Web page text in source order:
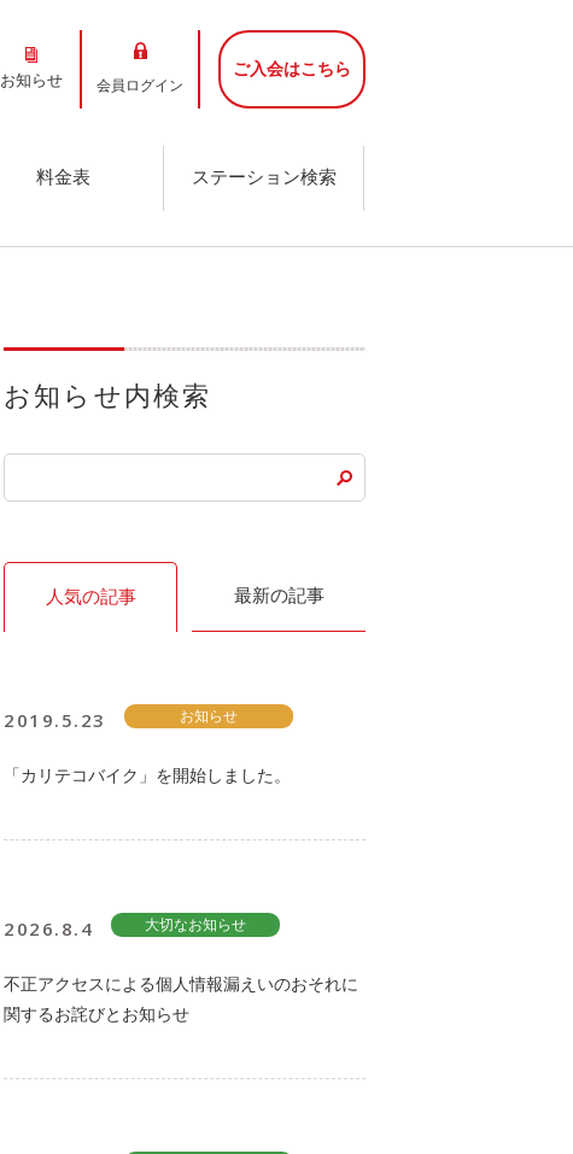
お知らせ 会員ログイン
ご入会はこちら
料金表 ステーション検索
お知らせ内検索
人気の記事 最新の記事
2019.5.23 お知らせ
「カリテコバイク」を開始しました。
2026.8.4 大切なお知らせ
不正アクセスによる個人情報漏えいのおそれに
関するお詫びとお知らせ